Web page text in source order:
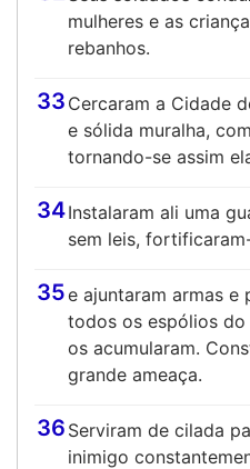
mulheres e as
rebanhos.
33 Cercaram a Cidade
e sólida muralha,
tornando-se assim
34Instalaram ali uma
sem leis,
35e ajuntaram armas e
todos os espólios do
os acumularam.
grande ameaça.
36 Serviram de cilada
inimigo